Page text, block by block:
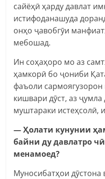
сайёҳӣ ҳарду давлат
истифоданашуда
онҳо ҷавобгӯи
мебошад.
Ин соҳаҳоро мо аз
ҳамкорӣ бо ҷониби
фаъоли
кишвари дӯст, аз
муштараки истеҳсолӣ,
— Ҳолати кунунии
байни ду давлатро
менамоед?
Муносибатҳои дӯстона